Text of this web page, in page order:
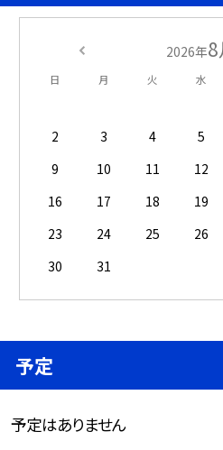
2026年8
日 月 火 水
2
3 4 5
9
10 11 12
16
17 18 19
23
24 25 26
30
31
予定
予定はありません